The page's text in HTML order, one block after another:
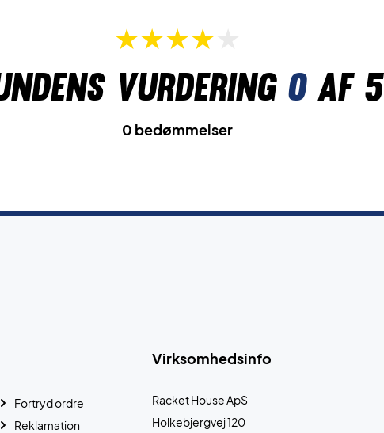
vurdering 0af 5
0 bedømmelser
Virksomhedsinfo
Racket House ApS
Holkebjergvej 120
Fortryd ordre
Reklamation